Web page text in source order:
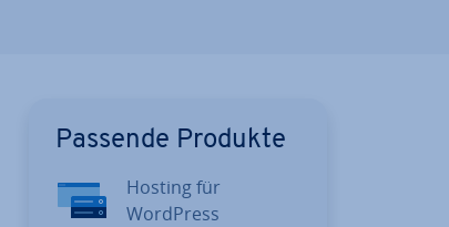
Passende Produkte
Hosting für
WordPress